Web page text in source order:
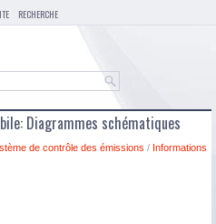
RECHERCHE
Diagrammes schématiques
de contrôle des émissions / Informations